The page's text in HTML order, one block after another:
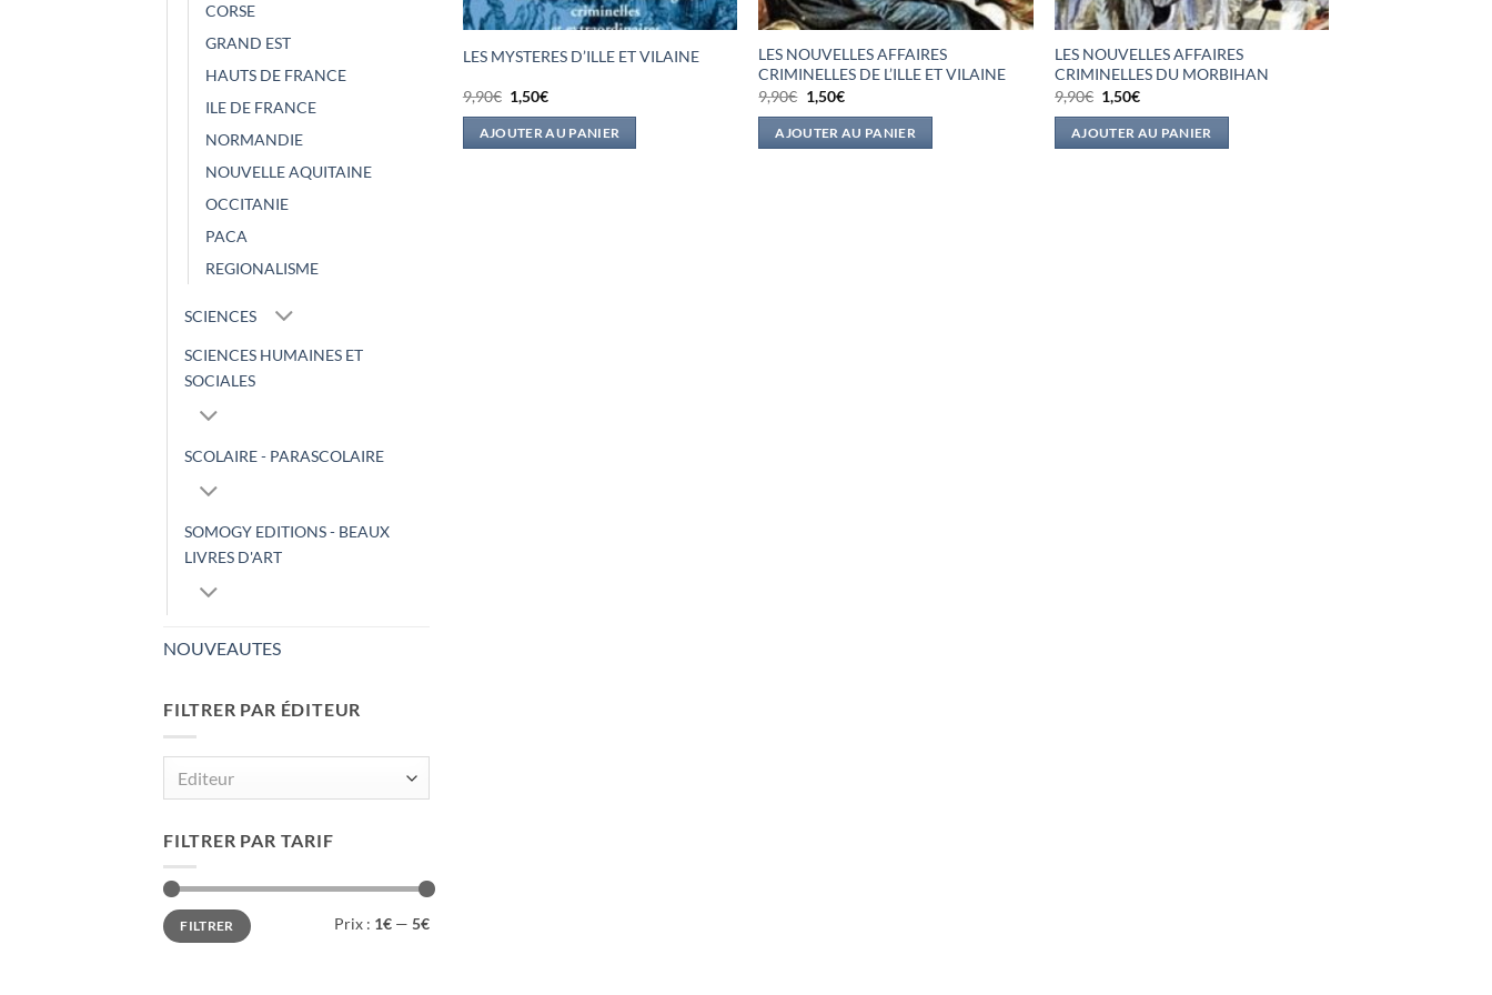
CORSE
GRAND EST
HAUTS DE FRANCE
ILE DE FRANCE
NORMANDIE
NOUVELLE AQUITAINE
OCCITANIE
PACA
REGIONALISME
SCIENCES
SCIENCES HUMAINES ET
SOCIALES
SCOLAIRE - PARASCOLAIRE
SOMOGY EDITIONS - BEAUX
LIVRES D'ART
NOUVEAUTES
FILTRER PAR ÉDITEUR
Editeur
FILTRER PAR TARIF
Prix
min
Prix
maxFILTRER Prix : 1€ — 5€
LES MYSTERES D’ILLE ET VILAINE
9,90€ Le
prix
initial
était :
1,50€Le
actuel
est :
AJOUTER AU PANIER
LES NOUVELLES AFFAIRES
CRIMINELLES DE L’ILLE ET VILAINE
9,90€ Le
prix
initial
était :
1,50€Le
actuel
est :
AJOUTER AU PANIER
LES NOUVELLES AFFAIRES
CRIMINELLES DU MORBIHAN
9,90€ Le
prix
initial
était :
1,50€Le
actuel
est :
AJOUTER AU PANIER